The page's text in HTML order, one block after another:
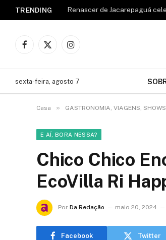
TRENDING
Facebook
X
Instagram
sexta-feira, agosto 7
Casa » GASTRONOMIA, VIAGENS,
E AÍ, BORA NESSA?
Chico Chico
EcoVilla Ri
Por Da Redação maio 20, 2024
Facebook Twitter